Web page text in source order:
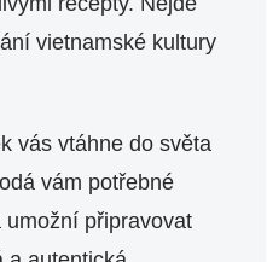
vietnamské kultury
vás vtáhne do světa
vám potřebné
připravovat